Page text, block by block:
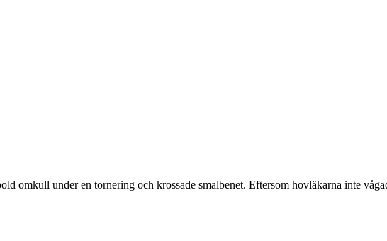
omkull under en tornering och krossade smalbenet. Eftersom hovläkarna inte